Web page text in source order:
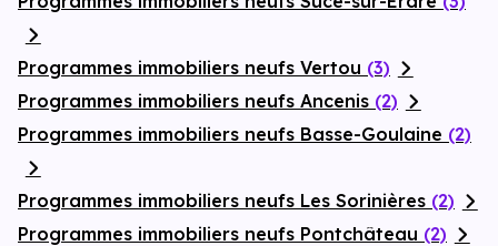
Programmes immobiliers neufs Vertou (3)
Programmes immobiliers neufs Ancenis (2)
Programmes immobiliers neufs Basse-Goulaine (2)
Programmes immobiliers neufs Les Sorinières (2)
Programmes immobiliers neufs Pontchâteau (2)